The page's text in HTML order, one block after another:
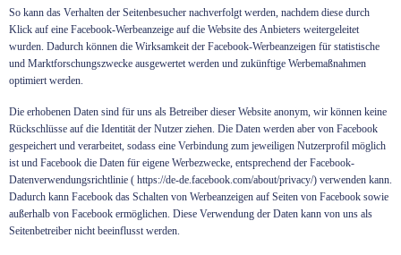
So kann das Verhalten der Seitenbesucher nachverfolgt werden, nachdem diese durch
Klick auf eine Facebook-Werbeanzeige auf die Website des Anbieters weitergeleitet
wurden. Dadurch können die Wirksamkeit der Facebook-Werbeanzeigen für statistische
und Marktforschungszwecke ausgewertet werden und zukünftige Werbemaßnahmen
optimiert werden.
Die erhobenen Daten sind für uns als Betreiber dieser Website anonym, wir können keine
Rückschlüsse auf die Identität der Nutzer ziehen. Die Daten werden aber von Facebook
gespeichert und verarbeitet, sodass eine Verbindung zum jeweiligen Nutzerprofil möglich
ist und Facebook die Daten für eigene Werbezwecke, entsprechend der Facebook-
Datenverwendungsrichtlinie ( https://de-de.facebook.com/about/privacy/) verwenden kann.
Dadurch kann Facebook das Schalten von Werbeanzeigen auf Seiten von Facebook sowie
außerhalb von Facebook ermöglichen. Diese Verwendung der Daten kann von uns als
Seitenbetreiber nicht beeinflusst werden.